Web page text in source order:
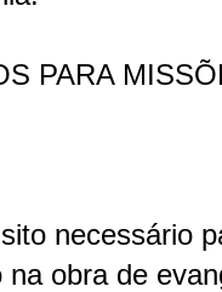
PARA
necessário
na obra de